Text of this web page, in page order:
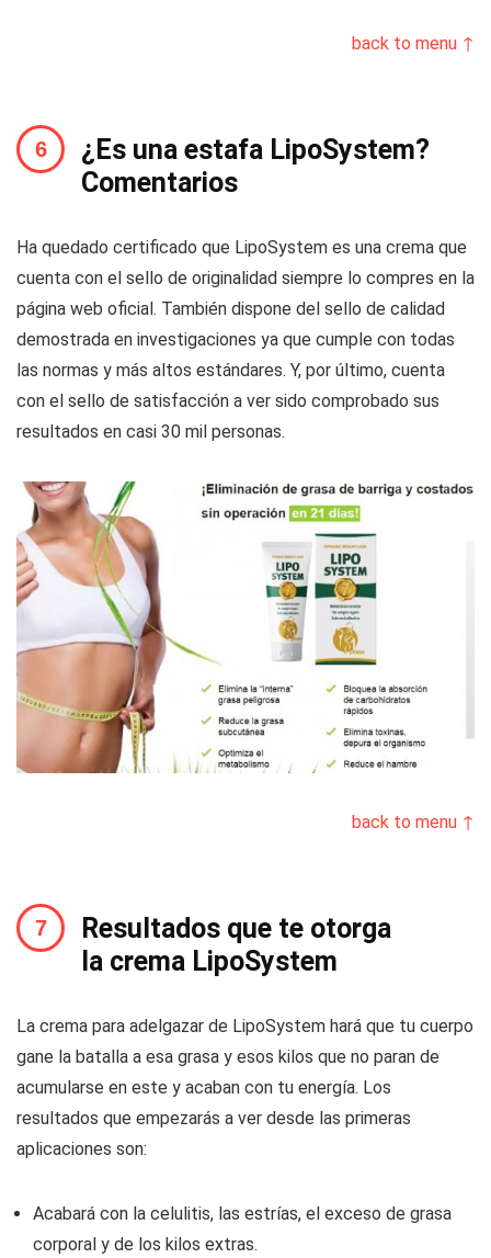
back to menu ↑
¿Es una estafa LipoSystem?
Comentarios
Ha quedado certificado que LipoSystem es una crema que
cuenta con el sello de originalidad siempre lo compres en la
página web oficial. También dispone del sello de calidad
demostrada en investigaciones ya que cumple con todas
las normas y más altos estándares. Y, por último, cuenta
con el sello de satisfacción a ver sido comprobado sus
resultados en casi 30 mil personas.
back to menu ↑
Resultados que te otorga
la crema LipoSystem
La crema para adelgazar de LipoSystem hará que tu cuerpo
gane la batalla a esa grasa y esos kilos que no paran de
acumularse en este y acaban con tu energía. Los
resultados que empezarás a ver desde las primeras
aplicaciones son:
Acabará con la celulitis, las estrías, el exceso de grasa
corporal y de los kilos extras.